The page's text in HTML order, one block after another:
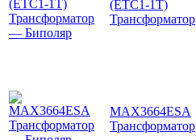
(ETC1-1T)
Трансформатор
MAX3664ESA
Трансформатор